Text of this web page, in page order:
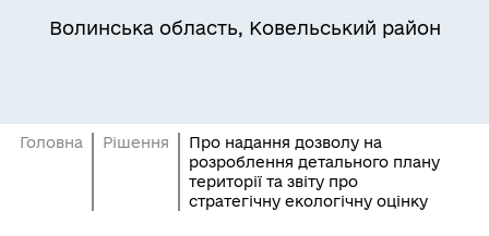
Волинська область, Ковельський район
Головна Рішення
Про надання дозволу на
розроблення детального плану
території та звіту про
стратегічну екологічну оцінку